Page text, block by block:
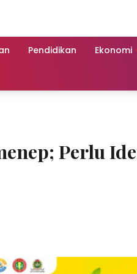
Pendidikan Ekonomi
Perlu